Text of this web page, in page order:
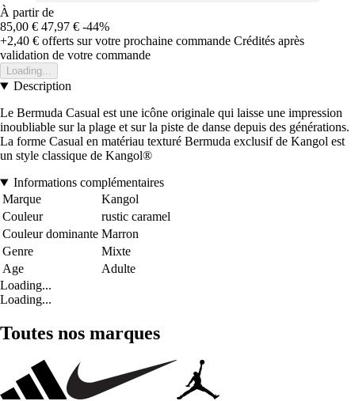
À partir de
85,00 € 47,97 € -44%
+2,40 € offerts sur votre prochaine commande Crédités après
validation de votre commande
Loading...
Description
Le Bermuda Casual est une icône originale qui laisse une impression
inoubliable sur la plage et sur la piste de danse depuis des générations.
La forme Casual en matériau texturé Bermuda exclusif de Kangol est
un style classique de Kangol®
Informations complémentaires
Marque
Kangol
Couleur
rustic caramel
Couleur dominante Marron
Genre
Mixte
Age
Adulte
Loading...
Loading...
Toutes nos marques